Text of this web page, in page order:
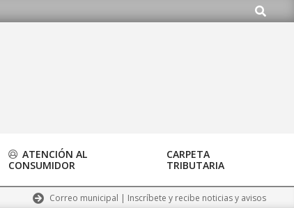
Buscar
ATENCIÓN AL
CONSUMIDOR
CARPETA
TRIBUTARIA
Correo municipal | Inscríbete y recibe noticias y avisos